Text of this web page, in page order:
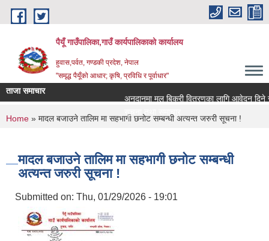
Skip to main content
पैयूँ गाउँपालिका,गाउँ कार्यपालिकाको कार्यालय
हुवास,पर्वत, गण्डकी प्रदेश, नेपाल
"समृद्ध पैयूँको आधार; कृषि, प्रविधि र पूर्वाधार"
ताजा समाचार
अनुदानमा मल बिक्री वितरणका लागि आवेदन दिने
सूचना तथा समाचार
You are here
Home » मादल बजाउने तालिम मा सहभागी छनोट सम्बन्धी अत्यन्त जरुरी सूचना !
मादल बजाउने तालिम मा सहभागी छनोट सम्बन्धी
अत्यन्त जरुरी सूचना !
Submitted on: Thu, 01/29/2026 - 19:01